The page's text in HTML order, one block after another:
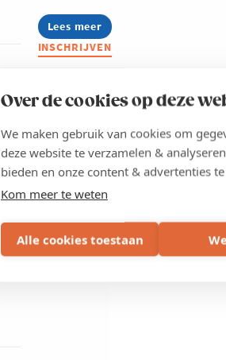
Over de cookies op deze
We maken gebruik van cookies om
deze website te verzamelen &
bieden en onze content & advertenties
Kom meer te weten
Alle cookies toestaan
Lees meer
about
Voka|VeGHO
Infosessie
INSCHRIJVEN